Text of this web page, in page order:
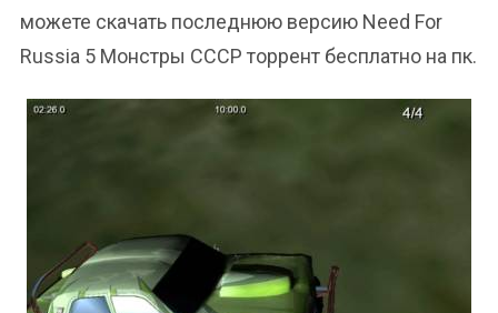
можете скачать последнюю версию Need For
Russia 5 Монстры СССР торрент бесплатно на пк.